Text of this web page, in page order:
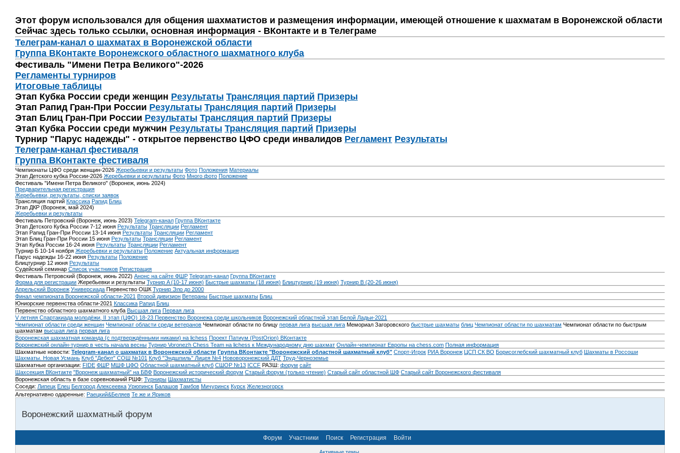
Этот форум использовался для общения шахматистов и размещения информации, имеющей отношение к шахматам в Воронежской области
Сейчас здесь только ссылки, основная информация - ВКонтакте и в Телеграме
Телеграм-канал о шахматах в Воронежской области
Группа ВКонтакте Воронежского областного шахматного клуба
Фестиваль "Имени Петра Великого"-2026
Регламенты турниров
Итоговые таблицы
Этап Кубка России среди женщин Результаты Трансляция партий Призеры
Этап Рапид Гран-При России Результаты Трансляция партий Призеры
Этап Блиц Гран-При России Результаты Трансляция партий Призеры
Этап Кубка России среди мужчин Результаты Трансляция партий Призеры
Турнир "Парус надежды" - открытое первенство ЦФО среди инвалидов Регламент Результаты
Телеграм-канал фестиваля
Группа ВКонтакте фестиваля
Чемпионаты ЦФО среди женщин-2026 Жеребьевки и результаты Фото Положения Материалы
Этап Детского кубка России-2026 Жеребьевки и результаты Фото Много фото Положение
Фестиваль "Имени Петра Великого" (Воронеж, июнь 2024)
Предварительная регистрация
Жеребьевки, результаты, списки заявок
Трансляция партий Классика Рапид Блиц
Этап ДКР (Воронеж, май 2024)
Жеребьевки и результаты
Фестиваль Петровский (Воронеж, июнь 2023) Telegram-канал Группа ВКонтакте
Этап Детского Кубка России 7-12 июня Результаты Трансляции Регламент
Этап Рапид Гран-При России 13-14 июня Результаты Трансляции Регламент
Этап Блиц Гран-При России 15 июня Результаты Трансляции Регламент
Этап Кубка России 16-24 июня Результаты Трансляции Регламент
Турнир Б 10-14 ноября Жеребьевки и результаты Положение Актуальная информация
Парус надежды 16-22 июня Результаты Положение
Блицтурнир 12 июня Результаты
Судейский семинар Список участников Регистрация
Фестиваль Петровский (Воронеж, июнь 2022) Анонс на сайте ФШР Telegram-канал Группа ВКонтакте
Форма для регистрации Жеребьевки и результаты Турнир A (10-17 июня) Быстрые шахматы (18 июня) Блицтурнир (19 июня) Турнир B (20-26 июня)
Апрельский Воронеж Универсиада Первенство ОШК Турнир Эло до 2000
Финал чемпионата Воронежской области-2021 Второй дивизион Ветераны Быстрые шахматы Блиц
Юниорские первенства области-2021 Классика Рапид Блиц
Первенство областного шахматного клуба Высшая лига Первая лига
V летняя Спартакиада молодёжи, II этап (ЦФО) 18-23 Первенство Воронежа среди школьников Воронежский областной этап Белой Ладьи-2021
Чемпионат области среди женщин Чемпионат области среди ветеранов Чемпионат области по блицу первая лига высшая лига Мемориал Загоровского быстрые шахматы блиц Чемпионат области по шахматам Чемпионат области по быстрым
шахматам высшая лига первая лига
Воронежская шахматная команда (с подтверждёнными никами) на lichess Проект Патиум (PostOrion) ВКонтакте
Воронежский онлайн-турнир в честь начала весны Турнир Voronezh Chess Team на lichess к Международному дню шахмат Онлайн-чемпионат Европы на chess.com Полная информация
Шахматные новости: Telegram-канал о шахматах в Воронежской области Группа ВКонтакте "Воронежский областной шахматный клуб" Спорт-Игрок РИА Воронеж ЦСП СК ВО Борисоглебский шахматный клуб Шахматы в Россоши
Шахматы. Новая Усмань Клуб "Дебют" СОШ №101 Клуб "Эндшпиль" Лицея №4 Нововоронежский ДДТ Труд-Черноземье
Шахматные организации: FIDE ФШР МШФ ЦФО Областной шахматный клуб СШОР №13 ICCF РАЗШ: форум сайт
Шахсекция ВКонтакте "Воронеж шахматный" на БВФ Воронежский исторический форум Cтарый форум (только чтение) Старый сайт областной ШФ Старый сайт Воронежского фестиваля
Воронежская область в базе соревнований РШФ: Турниры Шахматисты
Соседи: Липецк Елец Белгород Алексеевка Урюпинск Балашов Тамбов Мичуринск Курск Железногорск
Альтернативно одаренные: Раецкий&Беляев Те же и Яриков
Воронежский шахматный форум
Форум Участники Поиск Регистрация Войти